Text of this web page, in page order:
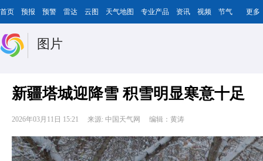
首页 预报 预警 雷达 云图 天气地图 专业产品 资讯 视频 节气 更多
图片
新疆塔城迎降雪 积雪明显寒意十足
2026年03月11日 15:21 来源: 中国天气网 编辑：黄涛